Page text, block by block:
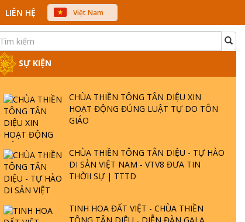
LIÊN HỆ
Việt Nam
中文
SỰ KIỆN
CHÙA THIỀN TÔNG TÂN DIỆU XIN
HOẠT ĐỘNG ĐÚNG LUẬT TỰ DO TÔN
GIÁO
CHÙA THIỀN TÔNG TÂN DIỆU - TỰ HÀO
DI SẢN VIỆT NAM - VTV8 ĐƯA TIN
THỜII SỰ | TTTD
TINH HOA ĐẤT VIỆT - CHÙA THIỀN